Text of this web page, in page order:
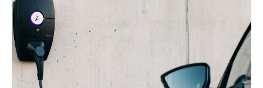
Andre tjenester
Har du allerede anskaffet deg en Zaptec Go
elbillader, men trenger hjelp til montering?
Vi har
fagfolk som tar jobben!